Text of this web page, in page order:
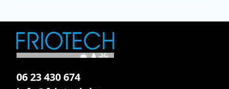
06 23 430 674